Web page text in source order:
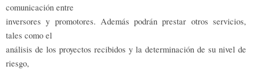
comunicación entre
inversores y promotores. Además podrán prestar otros servicios,
tales como el
análisis de los proyectos recibidos y la determinación de su nivel de
riesgo,